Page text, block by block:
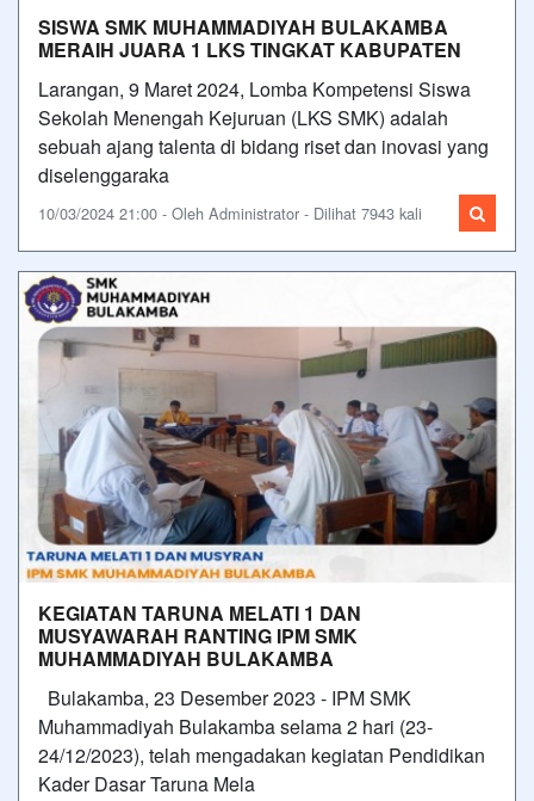
SISWA SMK MUHAMMADIYAH BULAKAMBA
MERAIH JUARA 1 LKS TINGKAT KABUPATEN
Larangan, 9 Maret 2024, Lomba Kompetensi Siswa
Sekolah Menengah Kejuruan (LKS SMK) adalah
sebuah ajang talenta di bidang riset dan inovasi yang
diselenggaraka
10/03/2024 21:00 - Oleh Administrator - Dilihat 7943 kali
KEGIATAN TARUNA MELATI 1 DAN
MUSYAWARAH RANTING IPM SMK
MUHAMMADIYAH BULAKAMBA
Bulakamba, 23 Desember 2023 - IPM SMK
Muhammadiyah Bulakamba selama 2 hari (23-
24/12/2023), telah mengadakan kegiatan Pendidikan
Kader Dasar Taruna Mela